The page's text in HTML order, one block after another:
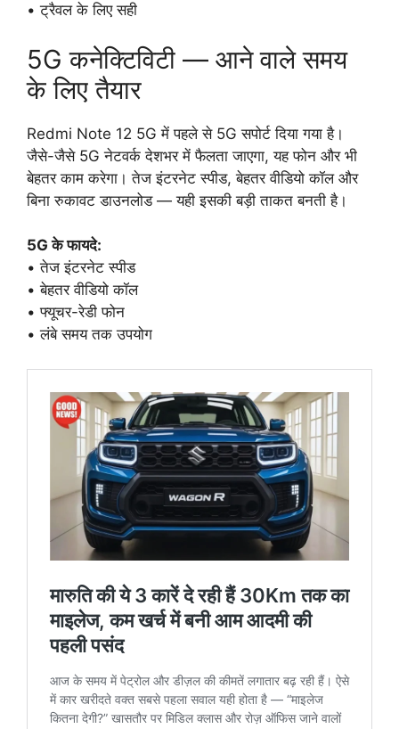
• ट्रैवल के लिए सही
5G कनेक्टिविटी — आने वाले समय
के लिए तैयार
Redmi Note 12 5G में पहले से 5G सपोर्ट दिया गया है।
जैसे-जैसे 5G नेटवर्क देशभर में फैलता जाएगा, यह फोन और भी
बेहतर काम करेगा। तेज इंटरनेट स्पीड, बेहतर वीडियो कॉल और
बिना रुकावट डाउनलोड — यही इसकी बड़ी ताकत बनती है।
5G के फायदे:
• तेज इंटरनेट स्पीड
• बेहतर वीडियो कॉल
• फ्यूचर-रेडी फोन
• लंबे समय तक उपयोग